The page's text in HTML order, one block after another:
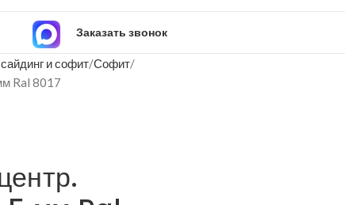
Заказать звонок
и софит Софит
Ral 8017